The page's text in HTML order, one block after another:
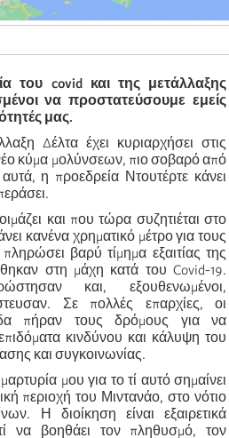
του covid και της μετάλλαξης
να προστατεύσουμε εμείς
μας.
Δέλτα έχει κυριαρχήσει στις
κύμα μολύνσεων, πιο σοβαρό από
η προεδρεία Ντουτέρτε κάνει
και που τώρα συζητιέται στο
κανένα χρηματικό μέτρο για τους
βαρύ τίμημα εξαιτίας της
στη μάχη κατά του Covid-19.
και, εξουθενωμένοι,
Σε πολλές επαρχίες, οι
πήραν τους δρόμους για να
κινδύνου και κάλυψη του
και συγκοινωνίας.
μου για το τί αυτό σημαίνει
περιοχή του Μιντανάο, στο νότιο
Η διοίκηση είναι εξαιρετικά
να βοηθάει τον πληθυσμό, τον